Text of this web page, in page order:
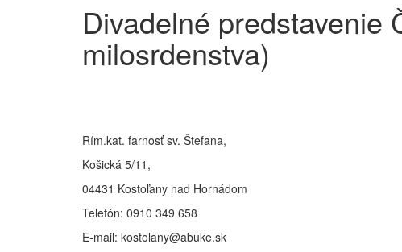
Divadelné predstavenie
milosrdenstva)
Rím.kat. farnosť sv. Štefana,
Košická 5/11,
04431 Kostoľany nad Hornádom
Telefón: 0910 349 658
E-mail: kostolany@abuke.sk